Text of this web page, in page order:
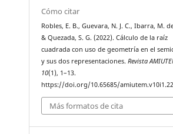
Cómo citar
Robles, E. B., Guevara, N. J. C., Ibarra, M.
& Quezada, S. G. (2022). Cálculo de la raíz
cuadrada con uso de geometría en el
y sus dos representaciones.Revista
10(1), 1–13.
https://doi.org/10.65685/
Más formatos de cita